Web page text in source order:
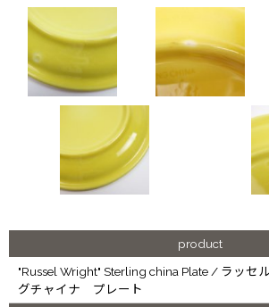
product
"Russel Wright" Sterling china Plate / ラッセ
グチャイナ プレート